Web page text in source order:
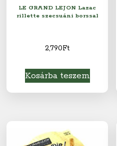
LE GRAND LEJON Lazac
rillette szecsuáni borssal
2,790Ft
Kosárba teszem